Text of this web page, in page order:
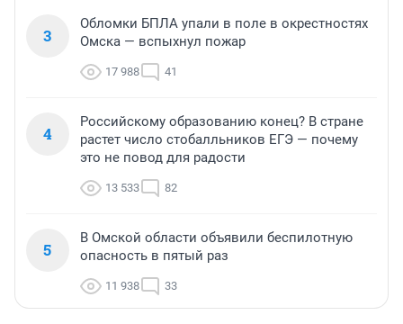
3
Обломки БПЛА упали в поле в окрестностях
Омска — вспыхнул пожар
17 988 41
4
Российскому образованию конец? В стране
растет число стобалльников ЕГЭ — почему
это не повод для радости
13 533 82
5
В Омской области объявили беспилотную
опасность в пятый раз
11 938 33